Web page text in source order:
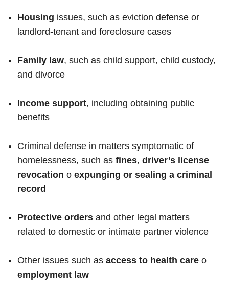
Housing issues, such as eviction defense or
landlord-tenant and foreclosure cases
Family law, such as child support, child custody,
and divorce
Income support, including obtaining public
benefits
Criminal defense in matters symptomatic of
homelessness, such as fines, driver’s license
revocation o expunging or sealing a criminal
record
Protective ordersand other legal matters
related to domestic or intimate partner violence
Other issues such as access to health careo
employment law